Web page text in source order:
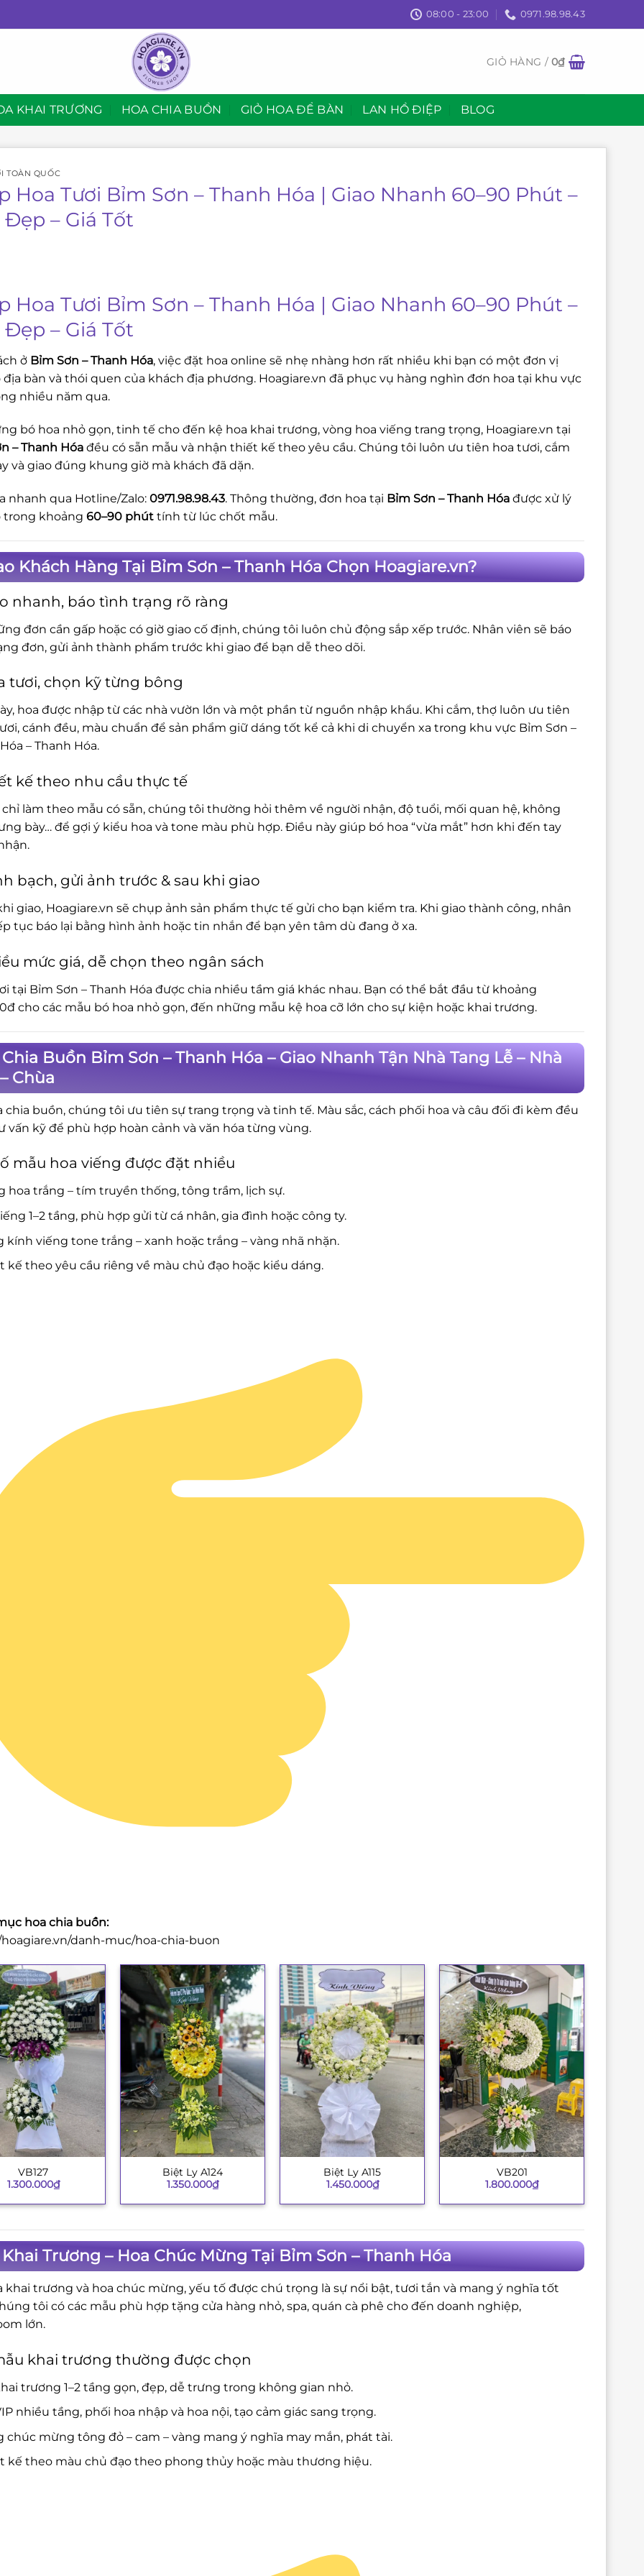
08:00 - 23:00 0971.98.98.43
GIỎ HÀNG /0₫
KHAI TRƯƠNG HOA CHIA BUỒN GIỎ HOA ĐỂ BÀN LAN HỒ ĐIỆP BLOG
TOÀN QUỐC
Hoa Tươi Bỉm Sơn – Thanh Hóa | Giao Nhanh 60–90 Phút –
Đẹp – Giá Tốt
Hoa Tươi Bỉm Sơn – Thanh Hóa | Giao Nhanh 60–90 Phút –
Đẹp – Giá Tốt
ở Bỉm Sơn – Thanh Hóa, việc đặt hoa online sẽ nhẹ nhàng hơn rất nhiều khi bạn có một đơn vị
địa bàn và thói quen của khách địa phương. Hoagiare.vn đã phục vụ hàng nghìn đơn hoa tại khu vực
nhiều năm qua.
bó hoa nhỏ gọn, tinh tế cho đến kệ hoa khai trương, vòng hoa viếng trang trọng, Hoagiare.vn tại
– Thanh Hóa đều có sẵn mẫu và nhận thiết kế theo yêu cầu. Chúng tôi luôn ưu tiên hoa tươi, cắm
và giao đúng khung giờ mà khách đã dặn.
nhanh qua Hotline/Zalo: 0971.98.98.43. Thông thường, đơn hoa tại Bỉm Sơn – Thanh Hóa được xử lý
trong khoảng 60–90 phút tính từ lúc chốt mẫu.
Khách Hàng Tại Bỉm Sơn – Thanh Hóa Chọn Hoagiare.vn?
nhanh, báo tình trạng rõ ràng
đơn cần gấp hoặc có giờ giao cố định, chúng tôi luôn chủ động sắp xếp trước. Nhân viên sẽ báo
đơn, gửi ảnh thành phẩm trước khi giao để bạn dễ theo dõi.
tươi, chọn kỹ từng bông
hoa được nhập từ các nhà vườn lớn và một phần từ nguồn nhập khẩu. Khi cắm, thợ luôn ưu tiên
cánh đều, màu chuẩn để sản phẩm giữ dáng tốt kể cả khi di chuyển xa trong khu vực Bỉm Sơn –
– Thanh Hóa.
kế theo nhu cầu thực tế
làm theo mẫu có sẵn, chúng tôi thường hỏi thêm về người nhận, độ tuổi, mối quan hệ, không
bày… để gợi ý kiểu hoa và tone màu phù hợp. Điều này giúp bó hoa “vừa mắt” hơn khi đến tay
bạch, gửi ảnh trước & sau khi giao
giao, Hoagiare.vn sẽ chụp ảnh sản phẩm thực tế gửi cho bạn kiểm tra. Khi giao thành công, nhân
tục báo lại bằng hình ảnh hoặc tin nhắn để bạn yên tâm dù đang ở xa.
mức giá, dễ chọn theo ngân sách
tại Bỉm Sơn – Thanh Hóa được chia nhiều tầm giá khác nhau. Bạn có thể bắt đầu từ khoảng
cho các mẫu bó hoa nhỏ gọn, đến những mẫu kệ hoa cỡ lớn cho sự kiện hoặc khai trương.
Buồn Bỉm Sơn – Thanh Hóa – Giao Nhanh Tận Nhà Tang Lễ – Nhà
Chùa
chia buồn, chúng tôi ưu tiên sự trang trọng và tinh tế. Màu sắc, cách phối hoa và câu đối đi kèm đều
vấn kỹ để phù hợp hoàn cảnh và văn hóa từng vùng.
mẫu hoa viếng được đặt nhiều
hoa trắng – tím truyền thống, tông trầm, lịch sự.
1–2 tầng, phù hợp gửi từ cá nhân, gia đình hoặc công ty.
kính viếng tone trắng – xanh hoặc trắng – vàng nhã nhặn.
kế theo yêu cầu riêng về màu chủ đạo hoặc kiểu dáng.
hoa chia buồn:
danh-muc/hoa-chia-buon
VB127
1.300.000₫
Biệt Ly A124
1.350.000₫
Biệt Ly A115
1.450.000₫
VB201
1.800.000₫
Trương – Hoa Chúc Mừng Tại Bỉm Sơn – Thanh Hóa
khai trương và hoa chúc mừng, yếu tố được chú trọng là sự nổi bật, tươi tắn và mang ý nghĩa tốt
tôi có các mẫu phù hợp tặng cửa hàng nhỏ, spa, quán cà phê cho đến doanh nghiệp,
lớn.
khai trương thường được chọn
trương 1–2 tầng gọn, đẹp, dễ trưng trong không gian nhỏ.
nhiều tầng, phối hoa nhập và hoa nội, tạo cảm giác sang trọng.
chúc mừng tông đỏ – cam – vàng mang ý nghĩa may mắn, phát tài.
kế theo màu chủ đạo theo phong thủy hoặc màu thương hiệu.